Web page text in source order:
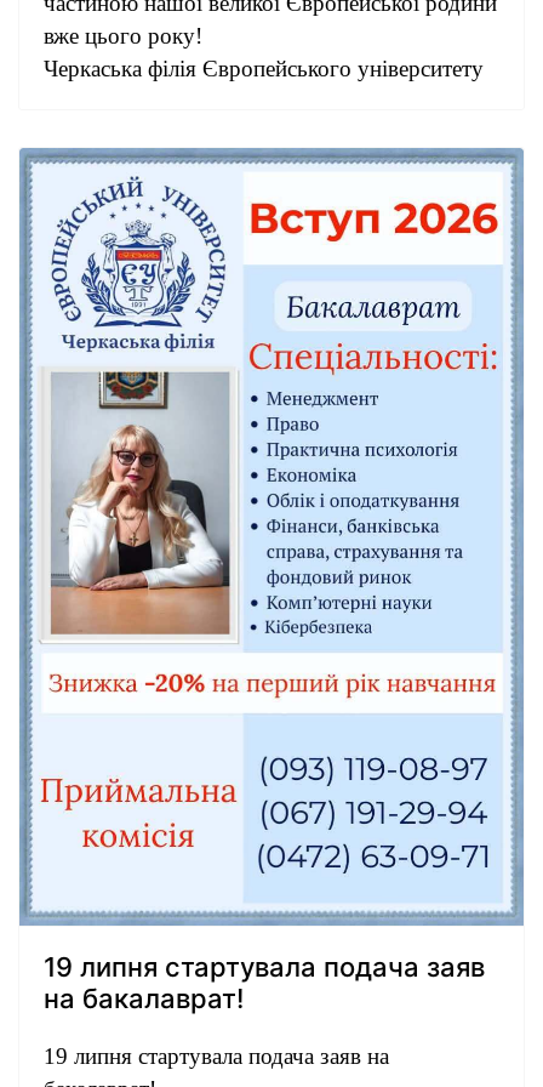
вже цього року!
Черкаська філія Європейського університету
19 липня стартувала подача заяв
на бакалаврат!
19 липня стартувала подача заяв на